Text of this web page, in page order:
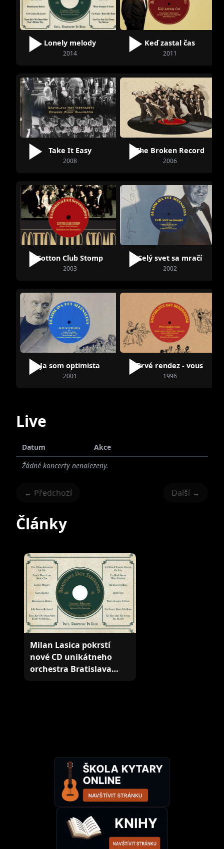
Lonely melody
2014
Keď zastal čas
2011
Take It Easy
2008
The Broken Record
2006
Cotton Club Stomp
2003
Celý svet sa mračí
2002
Ja som optimista
2001
Prvé rendez - vous
1996
Live
Datum
Akce
Žádné koncerty nenalezeny.
← Předchozí Další →
Články
Milan Lasica pokrstí
nové CD unikátneho
orchestra Bratislava…